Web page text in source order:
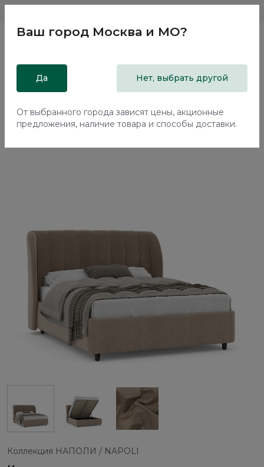
Главная
Кровати
Кровать с подъемным механизмом Наполи / Napoli
Коллекция НАПОЛИ / NAPOLI
Ваш город Москва и МО?
Да Нет, выбрать другой
От выбранного города зависят цены, акционные
предложения, наличие товара и способы доставки.